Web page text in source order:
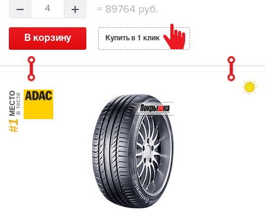
4 = 89764 руб.
В корзину Купить в 1 клик
#1
МЕСТОв тесте